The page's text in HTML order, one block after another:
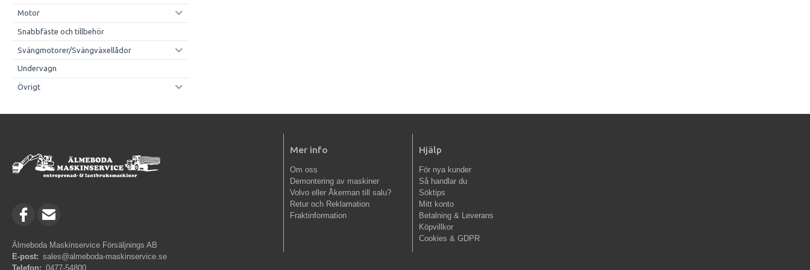
Motor
Snabbfäste och tillbehör
Svängmotorer/Svängväxellådor
Undervagn
Övrigt
Älmeboda Maskinservice Försäljnings AB
E-post: sales@almeboda-maskinservice.se
Telefon: 0477-54800
Mer info
Om oss
Demontering av maskiner
Volvo eller Åkerman till salu?
Retur och Reklamation
Fraktinformation
Hjälp
För nya kunder
Så handlar du
Söktips
Mitt konto
Betalning & Leverans
Köpvillkor
Cookies & GDPR